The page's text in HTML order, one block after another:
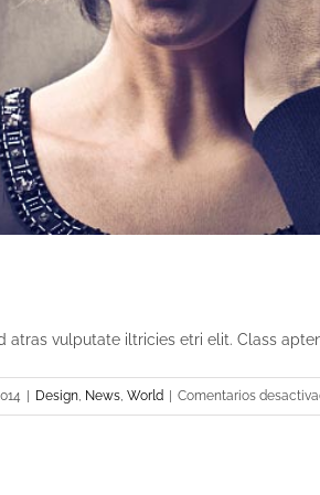
atras vulputate iltricies etri elit. Class
Design, News, World Comentarios